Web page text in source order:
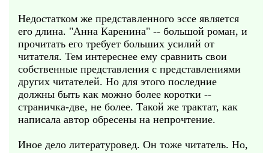
Недостатком же представленного эссе является
его длина. "Анна Каренина" -- большой роман, и
прочитать его требует больших усилий от
читателя. Тем интереснее ему сравнить свои
собственные представления с представлениями
других читателей. Но для этого последние
должны быть как можно более коротки --
страничка-две, не более. Такой же трактат, как
написала автор обресены на непрочтение.
Иное дело литературовед. Он тоже читатель. Но,